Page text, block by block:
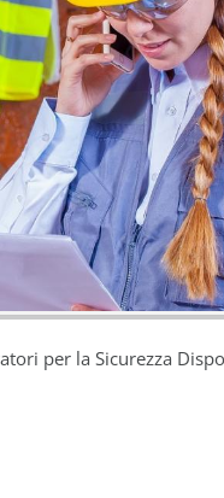
per la Sicurezza